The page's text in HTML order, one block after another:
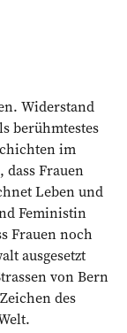
Widerstand
berühmtestes
im
Frauen
Leben und
Feministin
Frauen noch
ausgesetzt
von Bern
des